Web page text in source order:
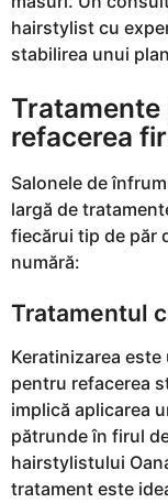
hairstylist cu
stabilirea unui
refacerea
Salonele de
largă de
fiecărui tip de păr
numără:
Tratamentul
Keratinizarea
pentru refacerea
implică aplicarea
pătrunde în firul
hairstylistului
tratament este